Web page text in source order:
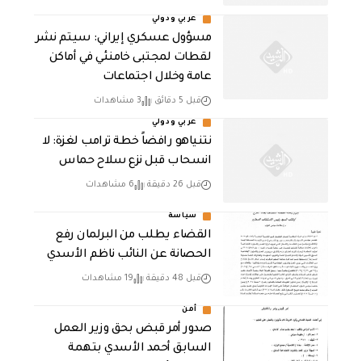
عربي ودولي
مسؤول عسكري إيراني: سيتم نشر
لقطات لمجتبى خامنئي في أماكن
عامة وخلال اجتماعات
قبل 5 دقائق 3 مشاهدات
عربي ودولي
نتنياهو رافضاً خطة ترامب لغزة: لا
انسحاب قبل نزع سلاح حماس
قبل 26 دقيقة 6 مشاهدات
سياسة
القضاء يطلب من البرلمان رفع
الحصانة عن النائب ناظم الأسدي
قبل 48 دقيقة 19 مشاهدات
أمن
صدور أمر قبض بحق وزير العمل
السابق أحمد الأسدي بتهمة